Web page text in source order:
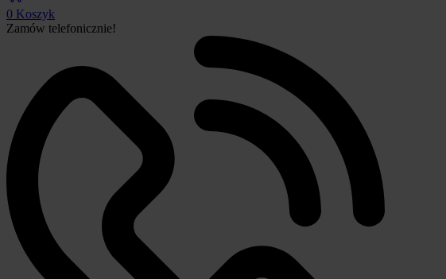
0 Koszyk
Zamów telefonicznie!